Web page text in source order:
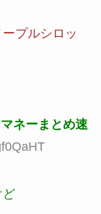
プルシロッ
ネーまとめ速
ど